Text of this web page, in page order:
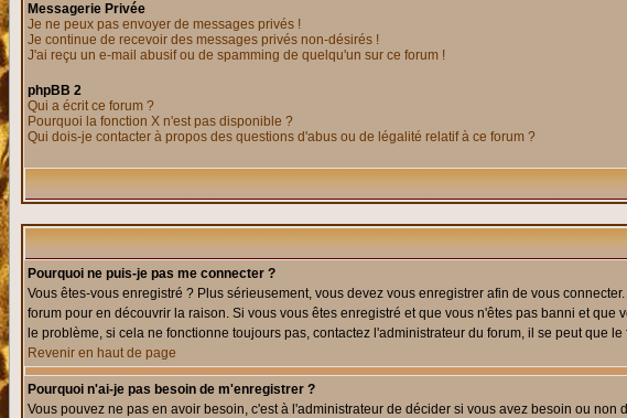
Messagerie Privée
Je ne peux pas envoyer de messages privés !
Je continue de recevoir des messages privés non-désirés !
J'ai reçu un e-mail abusif ou de spamming de quelqu'un sur ce forum !
phpBB 2
Qui a écrit ce forum ?
Pourquoi la fonction X n'est pas disponible ?
Qui dois-je contacter à propos des questions d'abus ou de légalité relatif à ce forum ?
Pourquoi ne puis-je pas me connecter ?
Vous êtes-vous enregistré ? Plus sérieusement, vous devez vous enregistrer afin de vous
forum pour en découvrir la raison. Si vous vous êtes enregistré et que vous n'êtes pas banni et
le problème, si cela ne fonctionne toujours pas, contactez l'administrateur du forum, il se peut que
Revenir en haut de page
Pourquoi n'ai-je pas besoin de m'enregistrer ?
Vous pouvez ne pas en avoir besoin, c'est à l'administrateur de décider si vous avez besoin ou